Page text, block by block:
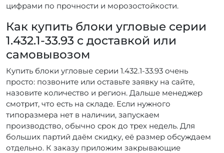
цифрами по прочности и морозостойкости.
Как купить блоки угловые серии
1.432.1-33.93 с доставкой или
самовывозом
Купить блоки угловые серии 1.432.1-33.93 очень
просто: позвоните или оставьте заявку на сайте,
назовите количество и регион. Дальше менеджер
смотрит, что есть на складе. Если нужного
типоразмера нет в наличии, запускаем
производство, обычно срок до трех недель. Для
больших партий даём скидку, её размер обсуждаем
отдельно. К заказу приложим закрывающие